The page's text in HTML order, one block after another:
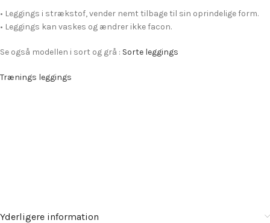
• Leggings i strækstof, vender nemt tilbage til sin oprindelige form.
• Leggings kan vaskes og ændrer ikke facon.
Se også modellen i sort og grå : Sorte leggings
Trænings leggings
Yderligere information